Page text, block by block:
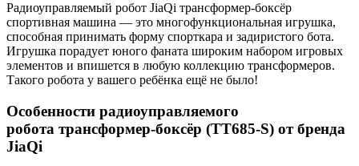
Радиоуправляемый робот JiaQi трансформер-боксёр
спортивная машина — это многофункциональная игрушка,
способная принимать форму спорткара и задиристого бота.
Игрушка порадует юного фаната широким набором игровых
элементов и впишется в любую коллекцию трансформеров.
Такого робота у вашего ребёнка ещё не было!
Особенности радиоуправляемого
робота трансформер-боксёр (TT685-S) от бренда
JiaQi